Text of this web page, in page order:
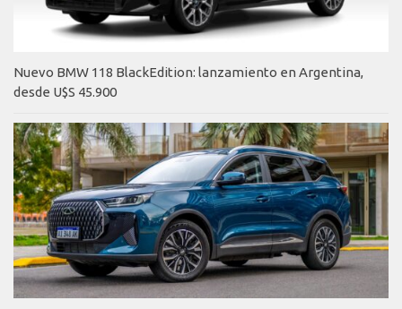
Nuevo BMW 118 BlackEdition: lanzamiento en Argentina,
desde U$S 45.900